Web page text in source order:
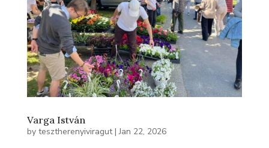
Varga István
by tesztherenyiviragut|Jan 22, 2026